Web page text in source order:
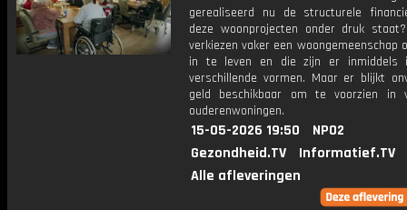
gerealiseerd nu de structurele
deze woonprojecten onder druk
verkiezen vaker een woongemeenschap
in te leven en die zijn er inmiddels
verschillende vormen. Maar er blijkt
geld beschikbaar om te voorzien in
ouderenwoningen.
15-05-2026 19:50
NPO2
Gezondheid.TV
Informatief.TV
Alle afleveringen